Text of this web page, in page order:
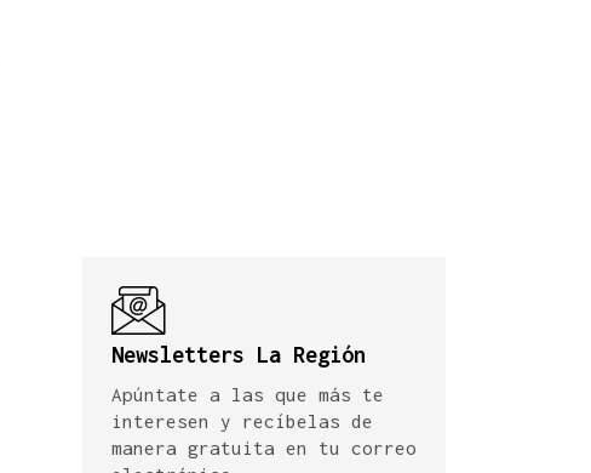
Newsletters La Región
Apúntate a las que más te
interesen y recíbelas de
manera gratuita en tu correo